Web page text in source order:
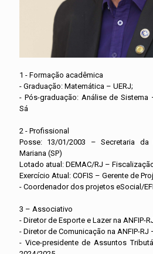
1 - Formação acadêmica
- Graduação: Matemática – UERJ;
- Pós-graduação: Análise de
Sá
2 - Profissional
Posse: 13/01/2003 – Secretaria
Mariana (SP)
Lotado atual: DEMAC/RJ –
Exercício Atual: COFIS – Gerente de
- Coordenador dos projetos eSocial/
3 – Associativo
- Diretor de Esporte e Lazer na ANFIP-
- Diretor de Comunicação na ANFIP-RJ
- Vice-presidente de Assuntos